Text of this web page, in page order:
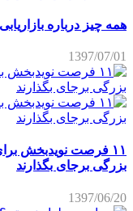
همه چیز درباره
1397/07/01
۱۱ فرصت نویدبخش
بزرگی برجای بگذارند
1397/06/20